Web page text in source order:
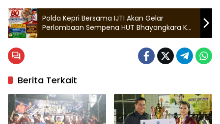
Polda Kepri Bersama IJTI Akan Gelar
Perlombaan Sempena HUT Bhayangkara Ke-
80
Berita Terkait